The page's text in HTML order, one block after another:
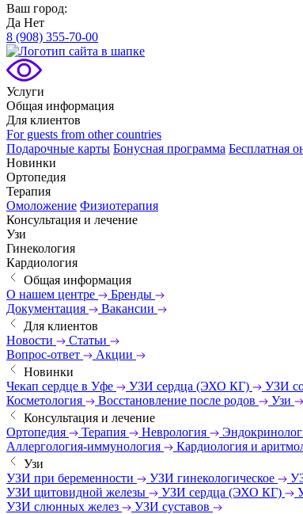
Ваш город:
Да Нет
8 (908) 355-70-00
Услуги
Общая информация
Для клиентов
For guests from other countries
Подарочные карты Бонусная программа Бесплатная
Новинки
Ортопедия
Терапия
Омоложение Физиотерапия
Консультация и лечение
Узи
Гинекология
Кардиология
Общая информация
О нашем центре
Бренды
Документация
Вакансии
Для клиентов
Новости
Статьи
Вопрос-ответ
Акции
Новинки
Чекап сердце в Уфе
УЗИ сердца (ЭХО КГ) УЗИ
Косметология
Восстановление после родов
Узи
Консультация и лечение
Ортопедия
Терапия Неврология
Аллергология-иммунология
Кардиология и
Узи
УЗИ при беременности
УЗИ гинекологическое
УЗИ щитовидной железы
УЗИ сердца (ЭХО КГ)
УЗИ слюнных желез
УЗИ суставов